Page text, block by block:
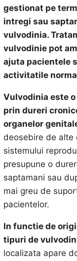
gestionat pe
intregi sau
vulvodinia.
vulvodinie pot
ajuta pacientele
activitatile
Vulvodinia este
prin dureri
organelor
deosebire de alte
sistemului
presupune o
saptamani sau
mai greu de
pacientelor.
In functie de
tipuri de
localizata apare